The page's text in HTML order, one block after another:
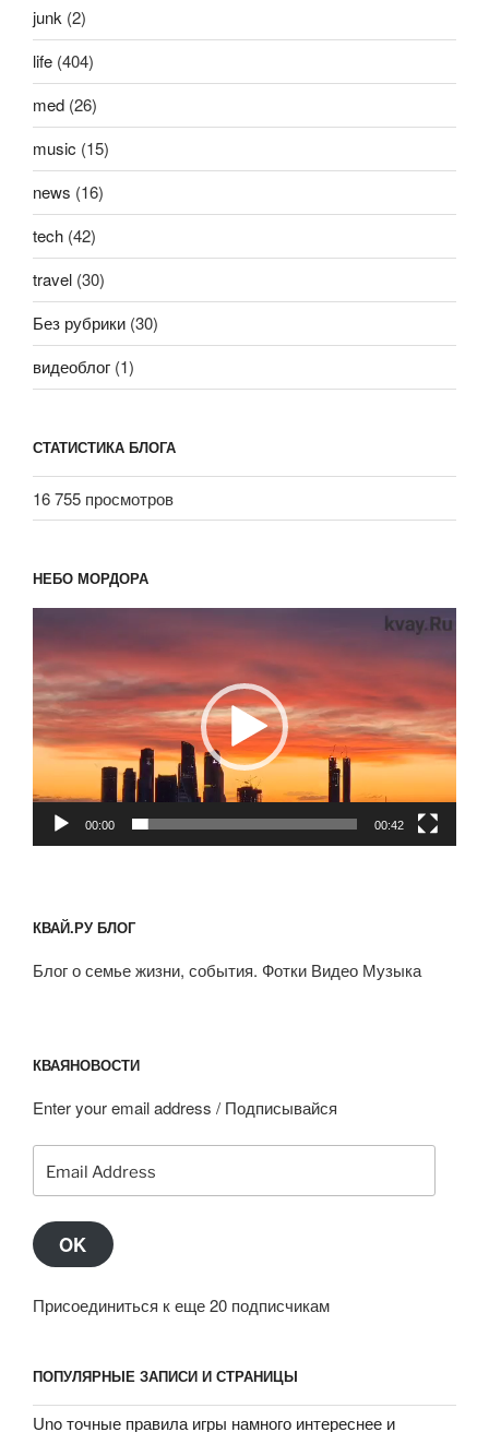
junk (2)
life (404)
med (26)
music (15)
news (16)
tech (42)
travel (30)
Без рубрики (30)
видеоблог (1)
СТАТИСТИКА БЛОГА
16 755 просмотров
НЕБО МОРДОРА
00:00 00:42
КВАЙ.РУ БЛОГ
Блог о семье жизни, события. Фотки Видео Музыка
КВАЯНОВОСТИ
Enter your email address / Подписывайся
Address
OK
Присоединиться к еще 20 подписчикам
ПОПУЛЯРНЫЕ ЗАПИСИ И СТРАНИЦЫ
Uno точные правила игры намного интереснее и